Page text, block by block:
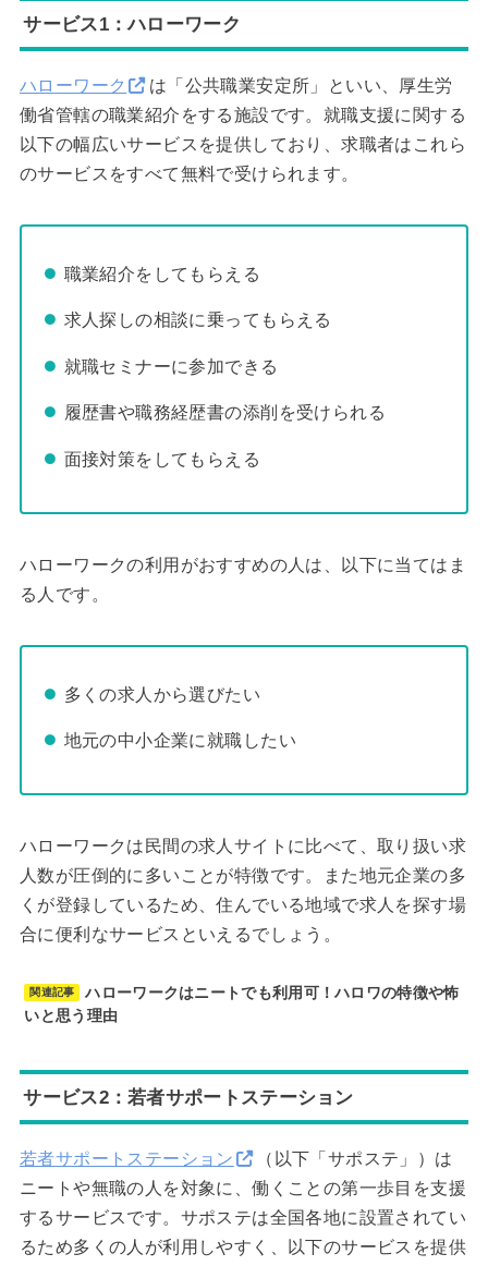
サービス1：ハローワーク
ハローワーク
は「公共職業安定所」といい、厚生労
働省管轄の職業紹介をする施設です。就職支援に関する
以下の幅広いサービスを提供しており、求職者はこれら
のサービスをすべて無料で受けられます。
職業紹介をしてもらえる
求人探しの相談に乗ってもらえる
就職セミナーに参加できる
履歴書や職務経歴書の添削を受けられる
面接対策をしてもらえる
ハローワークの利用がおすすめの人は、以下に当てはま
る人です。
多くの求人から選びたい
地元の中小企業に就職したい
ハローワークは民間の求人サイトに比べて、取り扱い求
人数が圧倒的に多いことが特徴です。また地元企業の多
くが登録しているため、住んでいる地域で求人を探す場
合に便利なサービスといえるでしょう。
関連記事
ハローワークはニートでも利用可！ハロワの特徴や怖
いと思う理由
サービス2：若者サポートステーション
若者サポートステーション
（以下「サポステ」）は
ニートや無職の人を対象に、働くことの第一歩目を支援
するサービスです。サポステは全国各地に設置されてい
るため多くの人が利用しやすく、以下のサービスを提供